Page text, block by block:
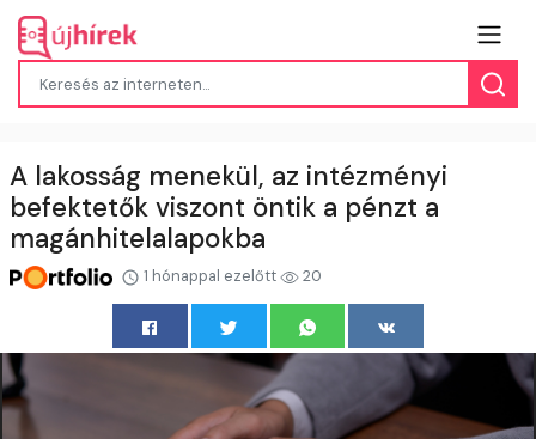
A lakosság menekül, az intézményi
befektetők viszont öntik a pénzt a
magánhitelalapokba
1 hónappal ezelőtt 20